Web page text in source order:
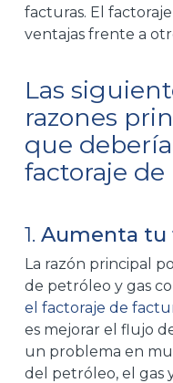
facturas. El
ventajas frente a
Las
razones
que
factoraje de
1. Aumenta tu
La razón principal
de petróleo y gas
el factoraje de
es mejorar el flujo
un problema en
del petróleo, el gas